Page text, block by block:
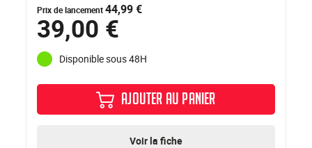
Prix de lancement44,99 €
39,00 €
Disponible sous 48H
AJOUTER AU PANIER
Voir la fiche